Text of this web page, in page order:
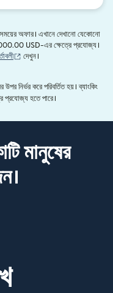
অফার। এখানে দেখানো যেকোনো
1,000.00 USD-এর ক্ষেত্রে প্রযোজ্য।
(নতুন উইন্ডোতে খুলবে)
দেখুন।
নির্ভর করে পরিবর্তিত হয়। ব্যাংকিং
প্রযোজ্য হতে পারে।
মানুষের